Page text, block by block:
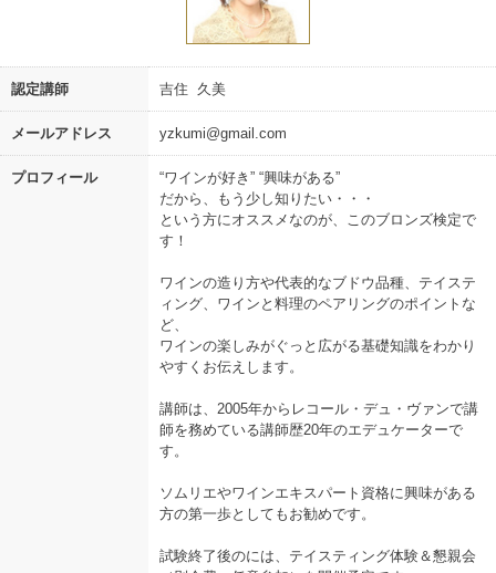
認定講師 吉住 久美
メールアドレス yzkumi@gmail.com
プロフィール
“ワインが好き” “興味がある”
だから、もう少し知りたい・・・
という方にオススメなのが、このブロンズ検定で
す！
ワインの造り方や代表的なブドウ品種、テイステ
ィング、ワインと料理のペアリングのポイントな
ど、
ワインの楽しみがぐっと広がる基礎知識をわかり
やすくお伝えします。
講師は、2005年からレコール・デュ・ヴァンで講
師を務めている講師歴20年のエデュケーターで
す。
ソムリエやワインエキスパート資格に興味がある
方の第一歩としてもお勧めです。
試験終了後のには、テイスティング体験＆懇親会